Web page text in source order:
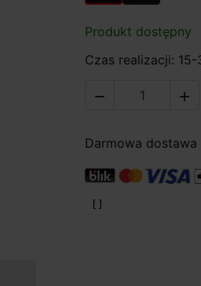
Produkt dostępny
Czas realizacji:
 
Darmowa dostawa